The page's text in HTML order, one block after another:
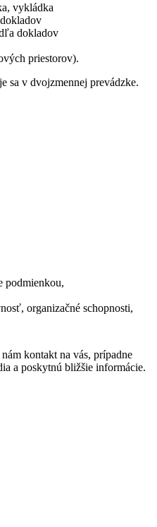
vykládka
dokladov
priestorov).
sa v dvojzmennej prevádzke.
podmienkou,
organizačné schopnosti,
kontakt na vás, prípadne
a poskytnú bližšie informácie.